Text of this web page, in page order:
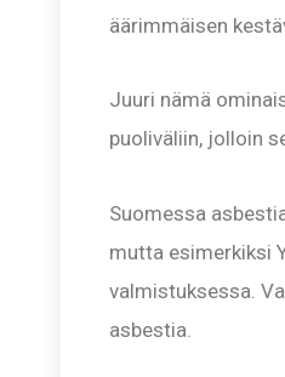
äärimmäisen
Juuri nämä
puoliväliin, jolloin
Suomessa
mutta esimerkiksi
valmistuksessa.
asbestia.